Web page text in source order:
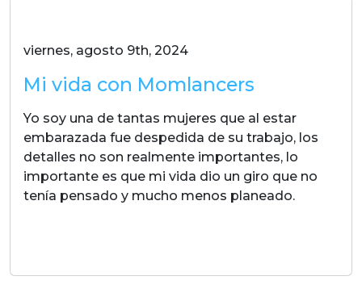
viernes, agosto 9th, 2024
Mi vida con Momlancers
Yo soy una de tantas mujeres que al estar
embarazada fue despedida de su trabajo, los
detalles no son realmente importantes, lo
importante es que mi vida dio un giro que no
tenía pensado y mucho menos planeado.